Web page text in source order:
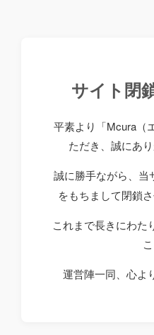
サイト閉
平素より「Mcura（
ただき、誠にあ
誠に勝手ながら、当
をもちまして閉鎖
これまで長きにわた
運営陣一同、心よ